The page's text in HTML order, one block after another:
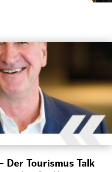
Der Tourismus Talk